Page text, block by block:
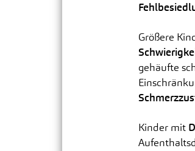
Größere
gehäufte
Kinder mit